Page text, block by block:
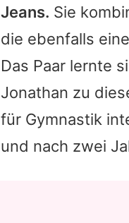
Jeans. Sie
die ebenfalls
Das Paar lernte
Jonathan zu
für Gymnastik
und nach zwei